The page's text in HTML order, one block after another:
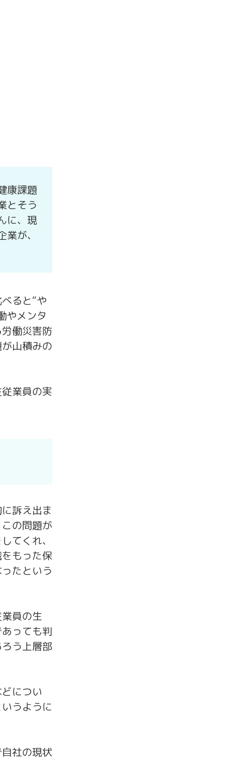
康課題
とそう
に、現
が、
ると“や
やメンタ
働災害防
山積みの
業員の実
訴え出ま
の問題が
てくれ、
もった保
たという
員の生
っても判
う上層部
につい
うように
社の現状